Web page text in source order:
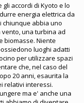
accordi di Kyoto e lo
energia elettrica da
abbia uno
una turbina ad
biomasse. Niente
luoghi adatti
per utilizzare spazi
che, nel caso del
20 anni, esaurita la
relativi interessi.
ma e' anche una